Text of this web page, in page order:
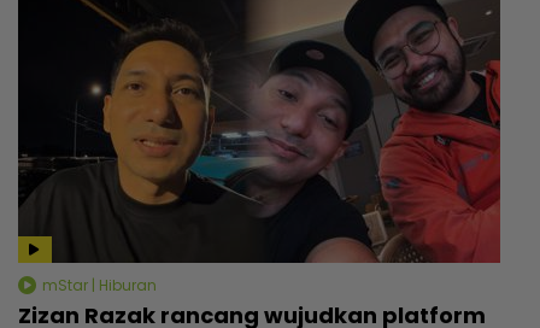
mStar | Hiburan
Zizan Razak rancang wujudkan platform